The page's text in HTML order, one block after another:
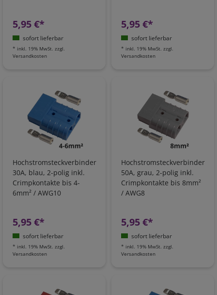
5,95 €*
sofort lieferbar
* inkl. 19% MwSt. zzgl.
Versandkosten
5,95 €*
sofort lieferbar
* inkl. 19% MwSt. zzgl.
Versandkosten
Hochstromsteckverbinder
30A, blau, 2-polig inkl.
Crimpkontakte bis 4-
6mm² / AWG10
5,95 €*
sofort lieferbar
* inkl. 19% MwSt. zzgl.
Versandkosten
Hochstromsteckverbinder
50A, grau, 2-polig inkl.
Crimpkontakte bis 8mm²
/ AWG8
5,95 €*
sofort lieferbar
* inkl. 19% MwSt. zzgl.
Versandkosten